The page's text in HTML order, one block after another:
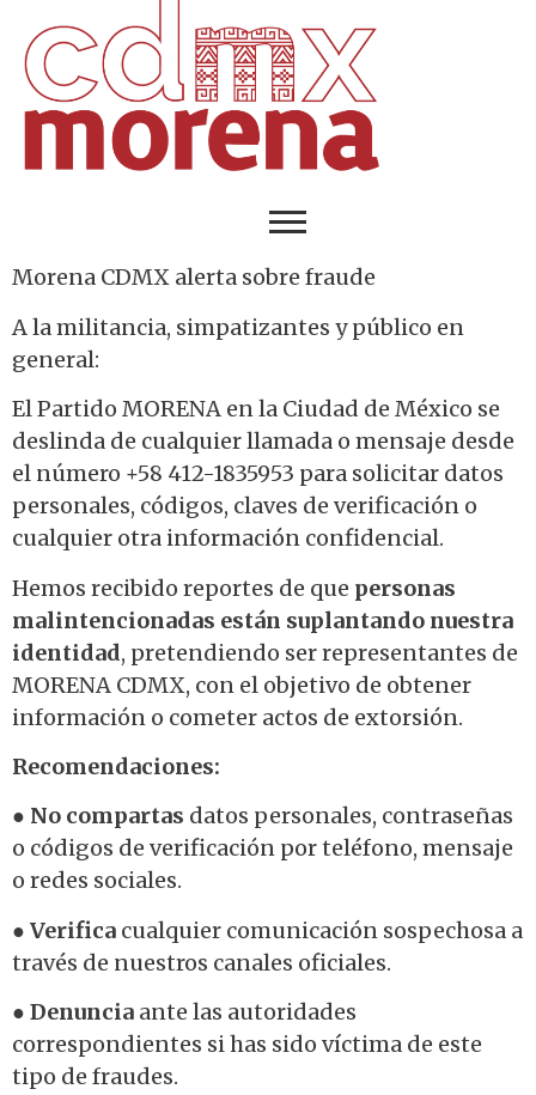
Morena CDMX alerta sobre fraude
A la militancia, simpatizantes y público en
general:
El Partido MORENA en la Ciudad de México se
deslinda de cualquier llamada o mensaje desde
el número +58 412-1835953 para solicitar datos
personales, códigos, claves de verificación o
cualquier otra información confidencial.
Hemos recibido reportes de que personas
malintencionadas están suplantando nuestra
identidad, pretendiendo ser representantes de
MORENA CDMX, con el objetivo de obtener
información o cometer actos de extorsión.
Recomendaciones:
● No compartas datos personales, contraseñas
o códigos de verificación por teléfono, mensaje
o redes sociales.
● Verifica cualquier comunicación sospechosa a
través de nuestros canales oficiales.
● Denuncia ante las autoridades
correspondientes si has sido víctima de este
tipo de fraudes.